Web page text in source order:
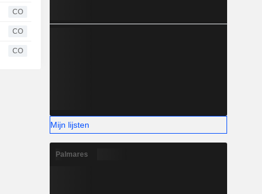
CO
CO
CO
Mijn lijsten
Palmares